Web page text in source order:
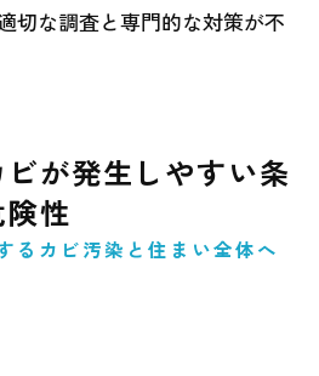
切な調査と専門的な対策が不
が発生しやすい条
性
るカビ汚染と住まい全体へ